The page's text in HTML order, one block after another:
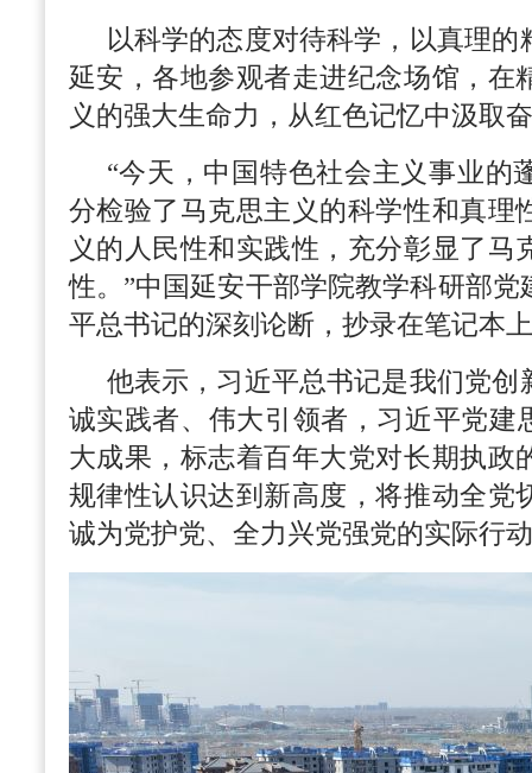
以科学的态度对待科学，以真理
延安，各地参观者走进纪念场馆，在
义的强大生命力，从红色记忆中汲取
“今天，中国特色社会主义事业的
分检验了马克思主义的科学性和真理
义的人民性和实践性，充分彰显了马
性。”中国延安干部学院教学科研部
平总书记的深刻论断，抄录在笔记本
他表示，习近平总书记是我们党创
诚实践者、伟大引领者，习近平党建
大成果，标志着百年大党对长期执政
规律性认识达到新高度，将推动全党
诚为党护党、全力兴党强党的实际行